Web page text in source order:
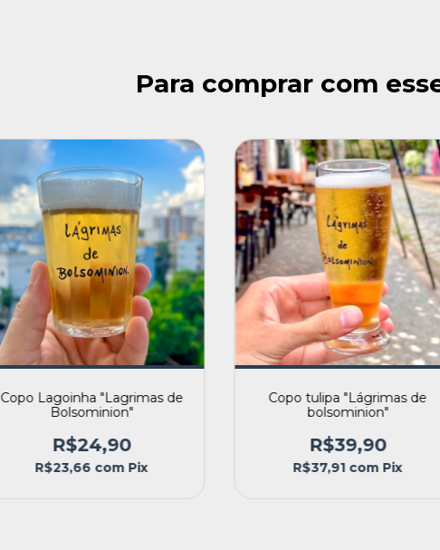
Para comprar com
Copo Lagoinha "Lagrimas de
Bolsominion"
R$24,90
R$23,66 com Pix
Copo tulipa "Lágrimas de
bolsominion"
R$39,90
R$37,91 com Pix